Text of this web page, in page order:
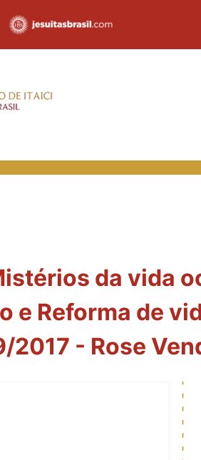
da vida
e Reforma de
2017 - Rose